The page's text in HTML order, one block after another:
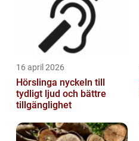
16 april 2026
Hörslinga nyckeln till
tydligt ljud och bättre
tillgänglighet